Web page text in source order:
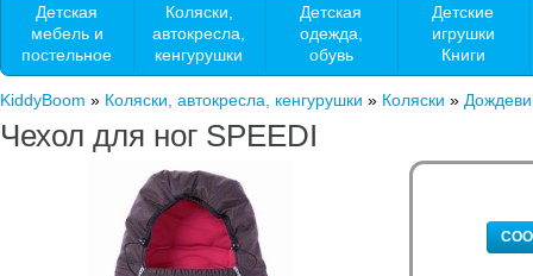
Детская
мебель и
постельное
Коляски,
автокресла,
кенгурушки
Детская
одежда,
обувь
Детские
игрушки
Книги
KiddyBoom » Коляски, автокресла, кенгурушки » Коляски »
Чехол для ног SPEEDI